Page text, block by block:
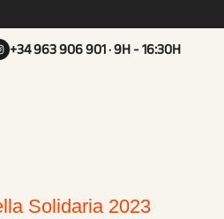
+34 963 906 901· 9H - 16:30H
Solidaria 2023